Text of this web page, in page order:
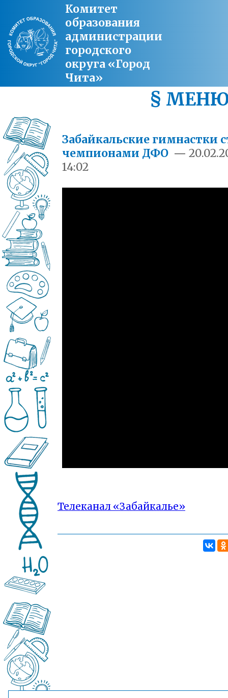
Комитет
образования
администрации
городского
округа «Город
Чита»
§
Забайкальские гимнастки
чемпионами ДФО —
14:02
Телеканал «Забайкалье»